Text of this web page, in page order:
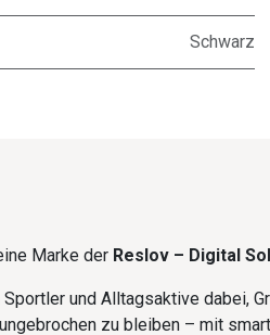
Schwarz
Marke der Reslov – Digital
und Alltagsaktive dabei,
zu bleiben – mit